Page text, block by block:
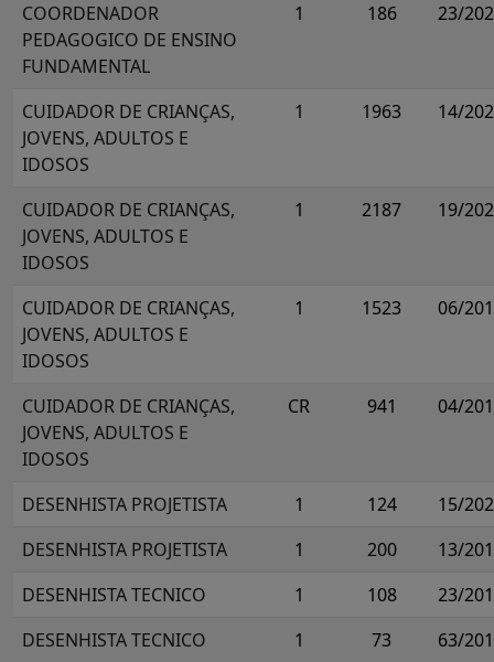
COORDENADOR
PEDAGOGICO DE ENSINO
FUNDAMENTAL
1 186 23/
CUIDADOR DE CRIANÇAS,
JOVENS, ADULTOS E
IDOSOS
1 1963 14/
CUIDADOR DE CRIANÇAS,
JOVENS, ADULTOS E
IDOSOS
1 2187 19/
CUIDADOR DE CRIANÇAS,
JOVENS, ADULTOS E
IDOSOS
1 1523 06/
CUIDADOR DE CRIANÇAS,
JOVENS, ADULTOS E
IDOSOS
CR 941 04/
DESENHISTA PROJETISTA 1 124
15/
DESENHISTA PROJETISTA
1 200
13/
DESENHISTA TECNICO
1 108
23/
DESENHISTA TECNICO
1 73 63/